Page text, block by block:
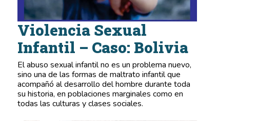
Violencia Sexual
Infantil – Caso: Bolivia
El abuso sexual infantil no es un problema nuevo,
sino una de las formas de maltrato infantil que
acompañó al desarrollo del hombre durante toda
su historia, en poblaciones marginales como en
todas las culturas y clases sociales.